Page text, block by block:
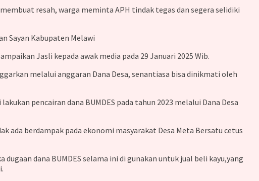
resah, warga meminta APH tindak tegas dan segera selidiki
Sayan Kabupaten Melawi
Jasli kepada awak media pada 29 Januari 2025 Wib.
melalui anggaran Dana Desa, senantiasa bisa dinikmati oleh
pencairan dana BUMDES pada tahun 2023 melalui Dana Desa
ada berdampak pada ekonomi masyarakat Desa Meta Bersatu cetus
dana BUMDES selama ini di gunakan untuk jual beli kayu,yang